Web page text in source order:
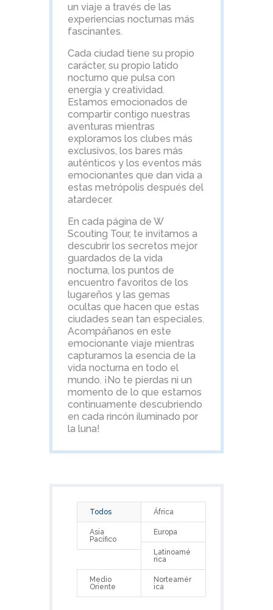
un viaje a través de las
experiencias nocturnas más
fascinantes.
Cada ciudad tiene su propio
carácter, su propio latido
nocturno que pulsa con
energía y creatividad.
Estamos emocionados de
compartir contigo nuestras
aventuras mientras
exploramos los clubes más
exclusivos, los bares más
auténticos y los eventos más
emocionantes que dan vida a
estas metrópolis después del
atardecer.
En cada página de W
Scouting Tour, te invitamos a
descubrir los secretos mejor
guardados de la vida
nocturna, los puntos de
encuentro favoritos de los
lugareños y las gemas
ocultas que hacen que estas
ciudades sean tan especiales.
Acompáñanos en este
emocionante viaje mientras
capturamos la esencia de la
vida nocturna en todo el
mundo. ¡No te pierdas ni un
momento de lo que estamos
continuamente descubriendo
en cada rincón iluminado por
la luna!
Todos África
Asia
Pacífico
Europa
Latinoamé
rica
Medio
Oriente
Norteamér
ica